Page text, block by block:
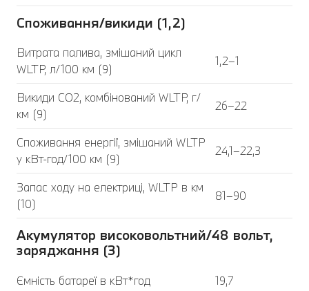
Споживання/викиди (1,2)
Витрата палива, змішаний цикл
WLTP, л/100 км (9)
1,2–1
Викиди CO2, комбінований WLTP, г/
км (9)
26–22
Споживання енергії, змішаний WLTP
у кВт-год/100 км (9)
24,1–22,3
Запас ходу на електриці, WLTP в км
(10)
81–90
Акумулятор високовольтний/48 вольт,
заряджання (3)
Ємність батареї в кВт*год
19,7